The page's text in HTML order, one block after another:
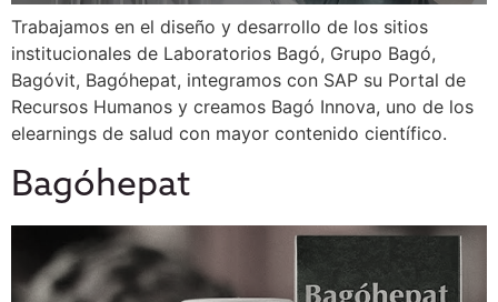
Trabajamos en el diseño y desarrollo de los sitios
institucionales de Laboratorios Bagó, Grupo Bagó,
Bagóvit, Bagóhepat, integramos con SAP su Portal de
Recursos Humanos y creamos Bagó Innova, uno de los
elearnings de salud con mayor contenido científico.
Bagóhepat